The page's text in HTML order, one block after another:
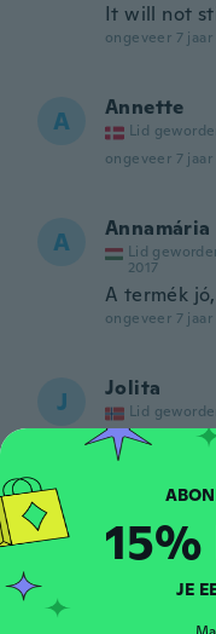
It will not
ongeveer 7
A Annette
Lid
ongeveer 7
A Annamária
Lid
2017
A termék
ongeveer 7
J Jolita
Lid
ongeveer 7 jaar
S Stefania
Lid
2018
ongeveer 7
JE